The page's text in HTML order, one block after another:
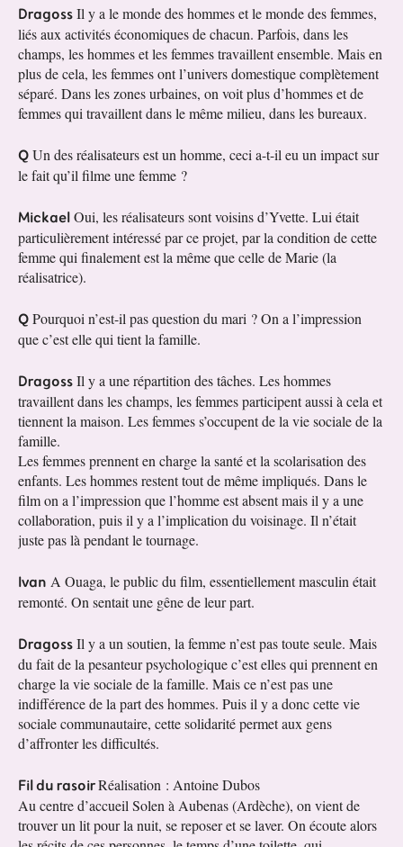
DragossIl y a le monde des hommes et le monde des femmes,
liés aux activités économiques de chacun. Parfois, dans les
champs, les hommes et les femmes travaillent ensemble. Mais en
plus de cela, les femmes ont l’univers domestique complètement
séparé. Dans les zones urbaines, on voit plus d’hommes et de
femmes qui travaillent dans le même milieu, dans les bureaux.
QUn des réalisateurs est un homme, ceci a-t-il eu un impact sur
le fait qu’il filme une femme ?
MickaelOui, les réalisateurs sont voisins d’Yvette. Lui était
particulièrement intéressé par ce projet, par la condition de cette
femme qui finalement est la même que celle de Marie (la
réalisatrice).
QPourquoi n’est-il pas question du mari ? On a l’impression
que c’est elle qui tient la famille.
DragossIl y a une répartition des tâches. Les hommes
travaillent dans les champs, les femmes participent aussi à cela et
tiennent la maison. Les femmes s’occupent de la vie sociale de la
famille.
Les femmes prennent en charge la santé et la scolarisation des
enfants. Les hommes restent tout de même impliqués. Dans le
film on a l’impression que l’homme est absent mais il y a une
collaboration, puis il y a l’implication du voisinage. Il n’était
juste pas là pendant le tournage.
Ivan A Ouaga, le public du film, essentiellement masculin était
remonté. On sentait une gêne de leur part.
DragossIl y a un soutien, la femme n’est pas toute seule. Mais
du fait de la pesanteur psychologique c’est elles qui prennent en
charge la vie sociale de la famille. Mais ce n’est pas une
indifférence de la part des hommes. Puis il y a donc cette vie
sociale communautaire, cette solidarité permet aux gens
d’affronter les difficultés.
Fil du rasoirRéalisation : Antoine Dubos
Au centre d’accueil Solen à Aubenas (Ardèche), on vient de
trouver un lit pour la nuit, se reposer et se laver. On écoute alors